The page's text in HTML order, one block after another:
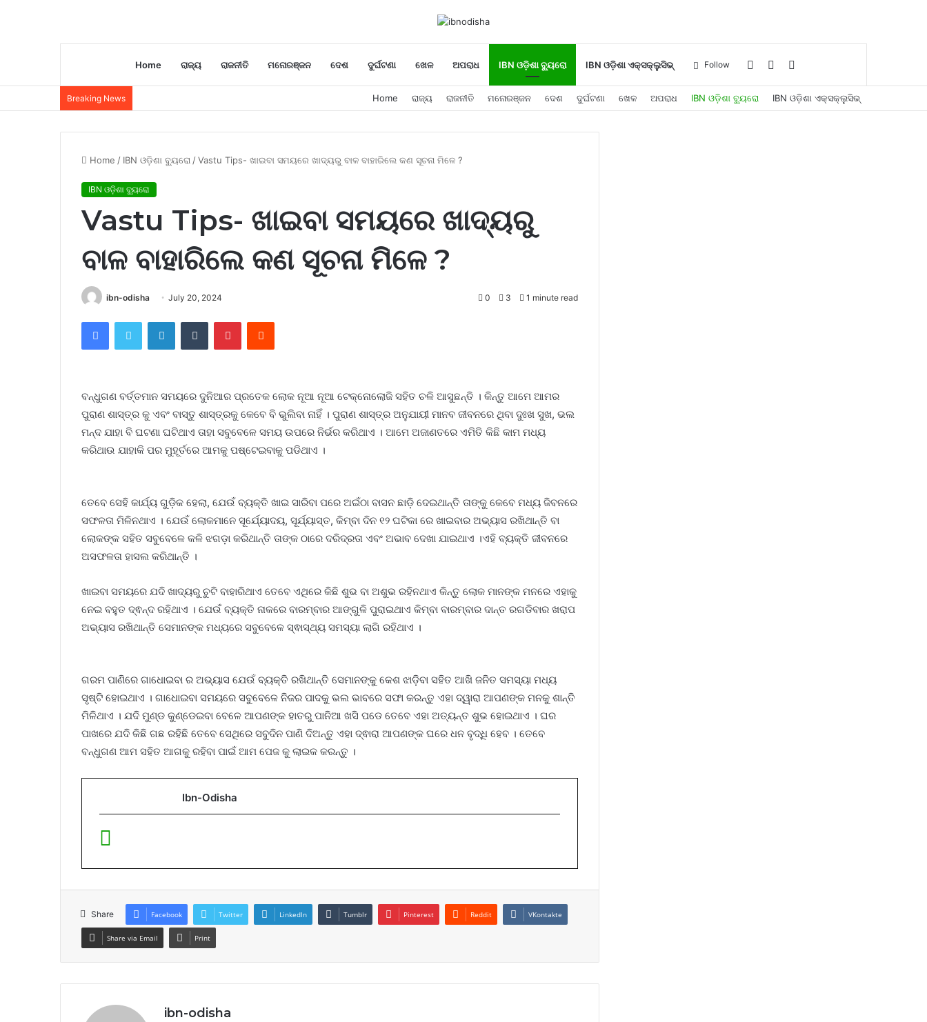
Home ରାଜ୍ୟ ରାଜନୀତି ମନୋରଞ୍ଜନ ଦେଶ ଦୁର୍ଘଟଣା ଖେଳ ଅପରାଧ IBN ଓଡ଼ିଶା ବ୍ୟୁରୋ IBN ଓଡ଼ିଶା ଏକ୍ସକ୍ଲୁସିଭ୍
for
Sidebar
Log
In
Follow
Breaking News Home ରାଜ୍ୟ ରାଜନୀତି ମନୋରଞ୍ଜନ ଦେଶ ଦୁର୍ଘଟଣା ଖେଳ ଅପରାଧ IBN ଓଡ଼ିଶା ବ୍ୟୁରୋ IBN ଓଡ଼ିଶା ଏକ୍ସକ୍ଲୁସିଭ୍
Home / IBN ଓଡ଼ିଶା ବ୍ୟୁରୋ /Vastu Tips- ଖାଇବା ସମୟରେ ଖାଦ୍ୟରୁ ବାଳ ବାହାରିଲେ କଣ ସୂଚନା ମିଳେ ?
IBN ଓଡ଼ିଶା ବ୍ୟୁରୋ
Vastu Tips- ଖାଇବା ସମୟରେ ଖାଦ୍ୟରୁ
ବାଳ ବାହାରିଲେ କଣ ସୂଚନା ମିଳେ ?
ibn-odisha July 20, 2024 0 3 1 minute read
FacebookTwitter LinkedInTumblr PinterestReddit
ବନ୍ଧୁଗଣ ବର୍ତ୍ତମାନ ସମୟରେ ଦୁନିଆର ପ୍ରତେକ ଲୋକ ନୂଆ ନୂଆ ଟେକ୍ନୋଲୋଜି ସହିତ ଚଳି ଆସୁଛନ୍ତି । କିନ୍ତୁ ଆମେ ଆମର
ପୁରାଣ ଶାସ୍ତ୍ର କୁ ଏବଂ ବାସ୍ତୁ ଶାସ୍ତ୍ରକୁ କେବେ ବି ଭୁଲିବା ନାହିଁ । ପୁରାଣ ଶାସ୍ତ୍ର ଅନୁଯାୟୀ ମାନବ ଜୀବନରେ ଥିବା ଦୁଃଖ ସୁଖ, ଭଲ
ମନ୍ଦ ଯାହା ବି ଘଟଣା ଘଟିଥାଏ ତାହା ସବୁବେଳେ ସମୟ ଉପରେ ନିର୍ଭର କରିଥାଏ । ଆମେ ଅଜାଣତରେ ଏମିତି କିଛି କାମ ମଧ୍ୟ
କରିଥାଉ ଯାହାକି ପର ମୁହୂର୍ତରେ ଆମକୁ ପଷ୍ଟେଇବାକୁ ପଡିଥାଏ ।
ତେବେ ସେହି କାର୍ଯ୍ୟ ଗୁଡ଼ିକ ହେଲା, ଯେଉଁ ବ୍ୟକ୍ତି ଖାଇ ସାରିବା ପରେ ଅଇଁଠା ବାସନ ଛାଡ଼ି ଦେଇଥାନ୍ତି ତାଙ୍କୁ କେବେ ମଧ୍ୟ ଜିବନରେ
ସଫଳତା ମିଳିନଥାଏ । ଯେଉଁ ଲୋକମାନେ ସୂର୍ଯ୍ୟୋଦୟ, ସୂର୍ଯ୍ୟାସ୍ତ, କିମ୍ବା ଦିନ ୧୨ ଘଟିକା ରେ ଖାଇବାର ଅଭ୍ୟାସ ରଖିଥାନ୍ତି ବା
ଲୋକଙ୍କ ସହିତ ସବୁବେଳେ କଳି ଝଗଡ଼ା କରିଥାନ୍ତି ତାଙ୍କ ଠାରେ ଦରିଦ୍ରତା ଏବଂ ଅଭାବ ଦେଖା ଯାଇଥାଏ ।ଏହି ବ୍ୟକ୍ତି ଜୀବନରେ
ଅସଫଳତା ହାସଲ କରିଥାନ୍ତି ।
ଖାଇବା ସମୟରେ ଯଦି ଖାଦ୍ୟରୁ ଚୁଟି ବାହାରିଥାଏ ତେବେ ଏଥିରେ କିଛି ଶୁଭ ବା ଅଶୁଭ ରହିନଥାଏ କିନ୍ତୁ ଲୋକ ମାନଙ୍କ ମନରେ ଏହାକୁ
ନେଇ ବହୁତ ଦ୍ଵନ୍ଦ ରହିଥାଏ । ଯେଉଁ ବ୍ୟକ୍ତି ନାକରେ ବାରମ୍ବାର ଆଙ୍ଗୁଳି ପୁରାଇଥାଏ କିମ୍ବା ବାରମ୍ବାର ଦାନ୍ତ ରଗଡିବାର ଖରାପ
ଅଭ୍ୟାସ ରଖିଥାନ୍ତି ସେମାନଙ୍କ ମଧ୍ୟରେ ସବୁବେଳେ ସ୍ଵାସ୍ଥ୍ୟ ସମସ୍ୟା ଲାଗି ରହିଥାଏ ।
ଗରମ ପାଣିରେ ଗାଧୋଇବା ର ଅଭ୍ୟାସ ଯେଉଁ ବ୍ୟକ୍ତି ରଖିଥାନ୍ତି ସେମାନଙ୍କୁ କେଶ ଝାଡ଼ିବା ସହିତ ଆଖି ଜନିତ ସମସ୍ୟା ମଧ୍ୟ
ସୃଷ୍ଟି ହୋଇଥାଏ । ଗାଧୋଇବା ସମୟରେ ସବୁବେଳେ ନିଜର ପାଦକୁ ଭଲ ଭାବରେ ସଫା କରନ୍ତୁ ଏହା ଦ୍ୱାରା ଆପଣଙ୍କ ମନକୁ ଶାନ୍ତି
ମିଳିଥାଏ । ଯଦି ମୁଣ୍ଡ କୁଣ୍ଡେଇବା ବେଳେ ଆପଣଙ୍କ ହାତରୁ ପାନିଆ ଖସି ପଡେ ତେବେ ଏହା ଅତ୍ୟନ୍ତ ଶୁଭ ହୋଇଥାଏ । ଘର
ପାଖରେ ଯଦି କିଛି ଗଛ ରହିଛି ତେବେ ସେଥିରେ ସବୁଦିନ ପାଣି ଦିଅନ୍ତୁ ଏହା ଦ୍ଵାରା ଆପଣଙ୍କ ଘରେ ଧନ ବୃଦ୍ଧି ହେବ । ତେବେ
ବନ୍ଧୁଗଣ ଆମ ସହିତ ଆଗକୁ ରହିବା ପାଇଁ ଆମ ପେଜ କୁ ଲାଇକ କରନ୍ତୁ ।
Ibn-Odisha
Share Facebook Twitter LinkedIn Tumblr Pinterest Reddit VKontakte
Share via Email Print
ibn-odisha